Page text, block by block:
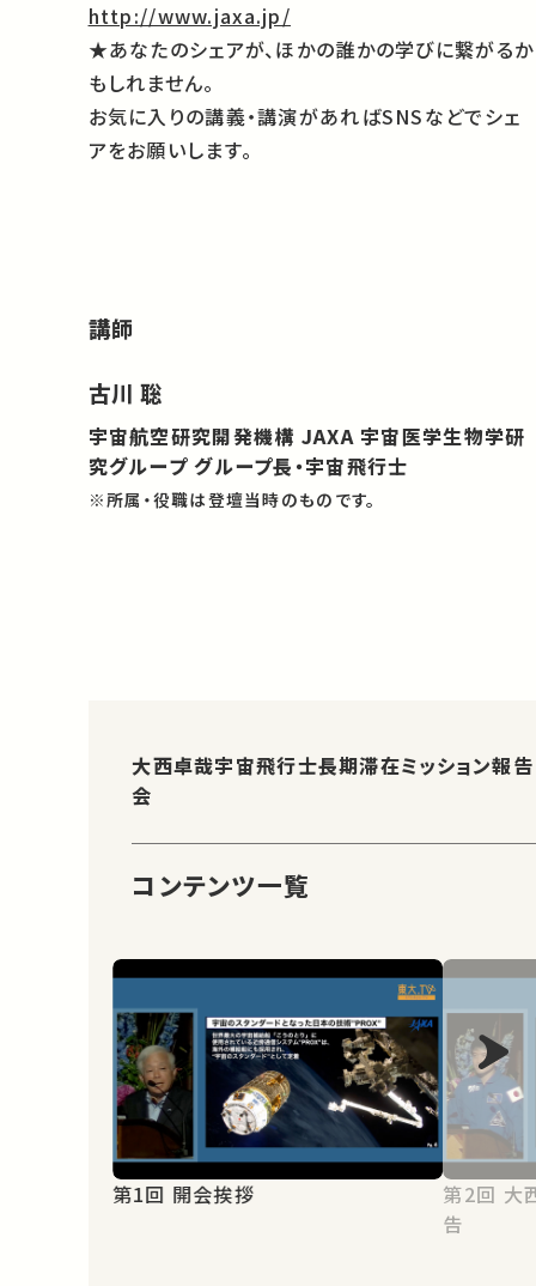
http://www.jaxa.jp/
★あなたのシェアが、ほかの誰かの学びに繋がるか
もしれません。
お気に入りの講義・講演があればSNSなどでシェ
アをお願いします。
講師
古川 聡
宇宙航空研究開発機構 JAXA 宇宙医学生物学研
究グループ グループ長・宇宙飛行士
※所属・役職は登壇当時のものです。
大西卓哉宇宙飛行士長期滞在ミッション報告
会
コンテンツ一覧
第1回 開会挨拶
第2回 大西宇宙飛行士ミッション報
告